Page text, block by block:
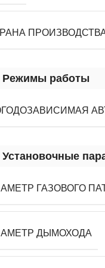
Режимы работы
Установочные
ГАЗОВОГО
ДЫМОХОДА